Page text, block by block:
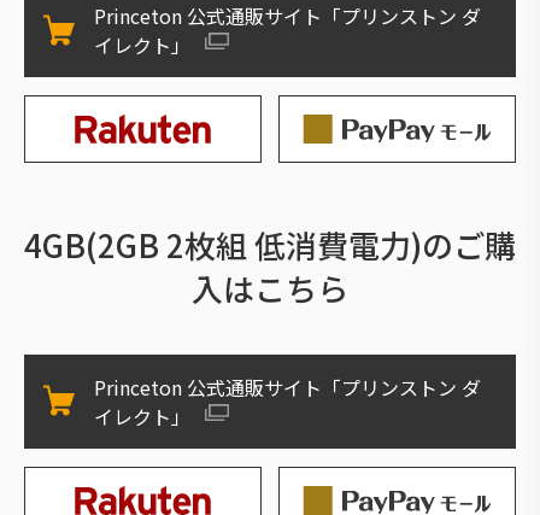
Princeton 公式通販サイト「プリンストン ダ
イレクト」
4GB(2GB 2枚組 低消費電力)のご購
入はこちら
Princeton 公式通販サイト「プリンストン ダ
イレクト」